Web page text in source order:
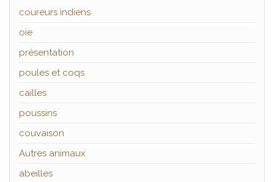
coureurs indiens
oie
présentation
poules et coqs
cailles
poussins
couvaison
Autres animaux
abeilles